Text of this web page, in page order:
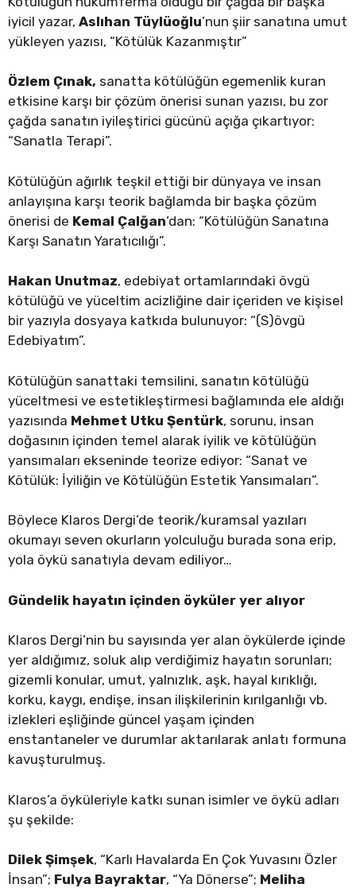
iyicil yazar, Aslıhan Tüylüoğlu’nun şiir sanatına umut
yükleyen yazısı, “Kötülük Kazanmıştır”
Özlem Çınak, sanatta kötülüğün egemenlik kuran
etkisine karşı bir çözüm önerisi sunan yazısı, bu zor
çağda sanatın iyileştirici gücünü açığa çıkartıyor:
“Sanatla Terapi”.
Kötülüğün ağırlık teşkil ettiği bir dünyaya ve insan
anlayışına karşı teorik bağlamda bir başka çözüm
önerisi de Kemal Çalğan’dan: “Kötülüğün Sanatına
Karşı Sanatın Yaratıcılığı”.
Hakan Unutmaz, edebiyat ortamlarındaki övgü
kötülüğü ve yüceltim acizliğine dair içeriden ve kişisel
bir yazıyla dosyaya katkıda bulunuyor: “(S)övgü
Edebiyatım”.
Kötülüğün sanattaki temsilini, sanatın kötülüğü
yüceltmesi ve estetikleştirmesi bağlamında ele aldığı
yazısında Mehmet Utku Şentürk, sorunu, insan
doğasının içinden temel alarak iyilik ve kötülüğün
yansımaları ekseninde teorize ediyor: “Sanat ve
Kötülük: İyiliğin ve Kötülüğün Estetik Yansımaları”.
Böylece Klaros Dergi’de teorik/kuramsal yazıları
okumayı seven okurların yolculuğu burada sona erip,
yola öykü sanatıyla devam ediliyor…
Gündelik hayatın içinden öyküler yer alıyor
Klaros Dergi’nin bu sayısında yer alan öykülerde içinde
yer aldığımız, soluk alıp verdiğimiz hayatın sorunları;
gizemli konular, umut, yalnızlık, aşk, hayal kırıklığı,
korku, kaygı, endişe, insan ilişkilerinin kırılganlığı vb.
izlekleri eşliğinde güncel yaşam içinden
enstantaneler ve durumlar aktarılarak anlatı formuna
kavuşturulmuş.
Klaros’a öyküleriyle katkı sunan isimler ve öykü adları
şu şekilde:
Dilek Şimşek, “Karlı Havalarda En Çok Yuvasını Özler
İnsan”; Fulya Bayraktar, “Ya Dönerse”; Meliha